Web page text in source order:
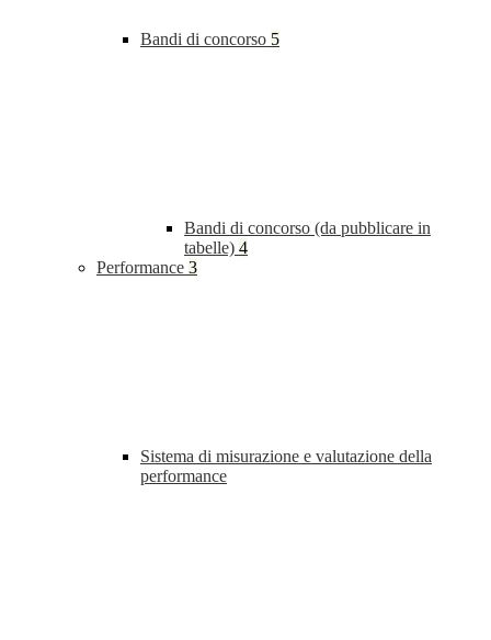
Bandi di concorso 5
Bandi di concorso (da pubblicare in
tabelle) 4
Performance 3
Sistema di misurazione e valutazione della
performance